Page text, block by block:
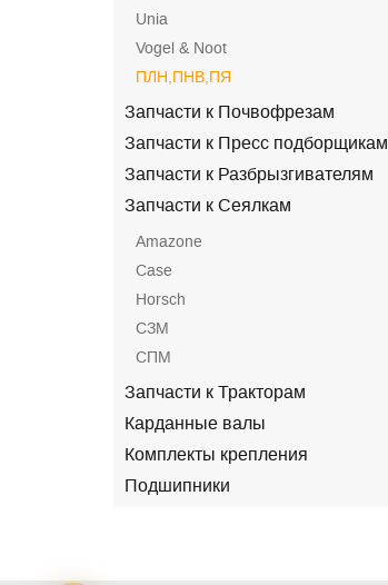
Unia
Vogel & Noot
ПЛН,ПНВ,ПЯ
Запчасти к Почвофрезам
Запчасти к Пресс подборщикам
Запчасти к Разбрызгивателям
Запчасти к Сеялкам
Amazone
Case
Horsch
СЗМ
СПМ
Запчасти к Тракторам
Карданные валы
Комплекты крепления
Подшипники
Культиватор КПГ- 6-01 (c S-
образной стойкой
Eurozappa)Державна...